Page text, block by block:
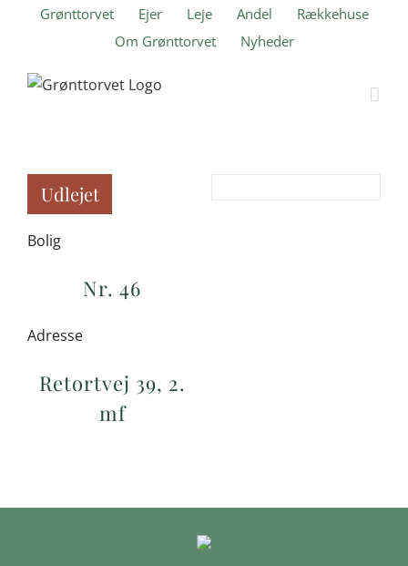
Grønttorvet Ejer Leje Andel
Rækkehuse
Om Grønttorvet
Nyheder
Udlejet
Bolig
Nr. 46
Adresse
Retortvej 39, 2.
mf